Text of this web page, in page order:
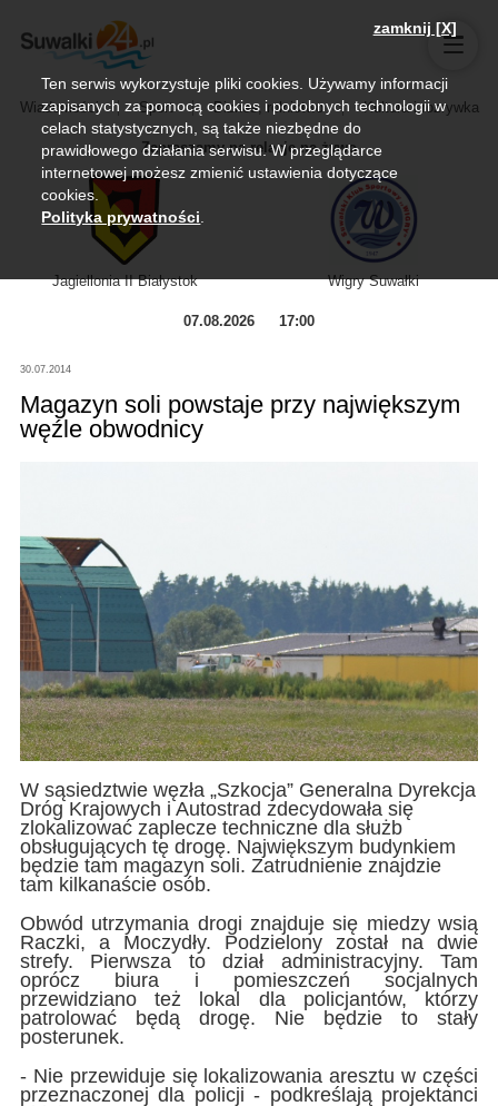
Wiadomości Sport Biznes, rolnictwo Kultura i rozrywka
Zapraszamy na relację na żywo
Jagiellonia II Białystok Wigry Suwałki
07.08.2026 17:00
30.07.2014
Magazyn soli powstaje przy największym
węźle obwodnicy
W sąsiedztwie węzła „Szkocja” Generalna Dyrekcja
Dróg Krajowych i Autostrad zdecydowała się
zlokalizować zaplecze techniczne dla służb
obsługujących tę drogę. Największym budynkiem
będzie tam magazyn soli. Zatrudnienie znajdzie
tam kilkanaście osób.
Obwód utrzymania drogi znajduje się miedzy wsią
Raczki, a Moczydły. Podzielony został na dwie
strefy. Pierwsza to dział administracyjny. Tam
oprócz biura i pomieszczeń socjalnych
przewidziano też lokal dla policjantów, którzy
patrolować będą drogę. Nie będzie to stały
posterunek.
- Nie przewiduje się lokalizowania aresztu w części
przeznaczonej dla policji - podkreślają projektanci
zamknij [X]
Ten serwis wykorzystuje pliki cookies. Używamy informacji
zapisanych za pomocą cookies i podobnych technologii w
celach statystycznych, są także niezbędne do
prawidłowego działania serwisu. W przeglądarce
internetowej możesz zmienić ustawienia dotyczące
cookies.
Polityka prywatności